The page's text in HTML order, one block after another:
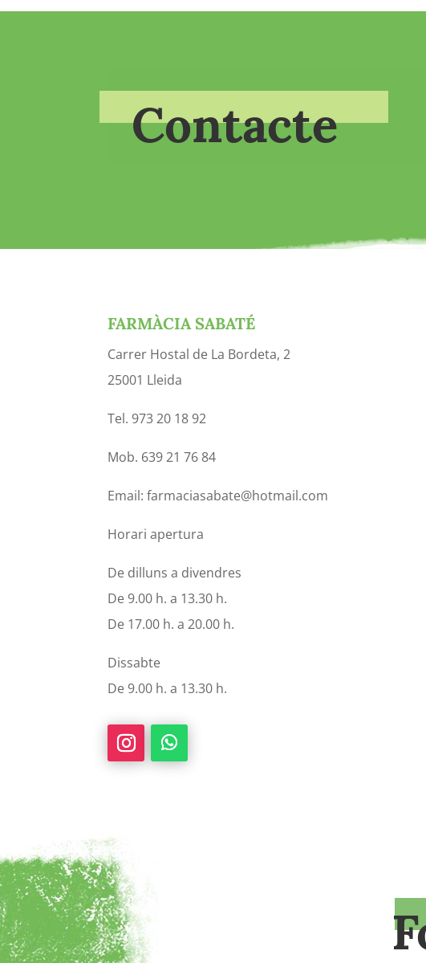
Contacte
FARMÀCIA SABATÉ
Carrer Hostal de La Bordeta, 2
25001 Lleida
Tel. 973 20 18 92
Mob. 639 21 76 84
Email: farmaciasabate@hotmail.com
Horari apertura
De dilluns a divendres
De 9.00 h. a 13.30 h.
De 17.00 h. a 20.00 h.
Dissabte
De 9.00 h. a 13.30 h.